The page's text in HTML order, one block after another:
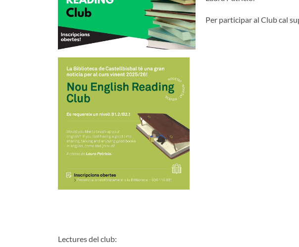
Per participar al Club cal
Lectures del club: